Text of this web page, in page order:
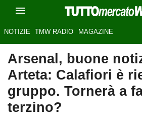
NOTIZIE TMW RADIO MAGAZINE
Arsenal, buone
Arteta: Calafiori è
gruppo. Tornerà a
terzino?